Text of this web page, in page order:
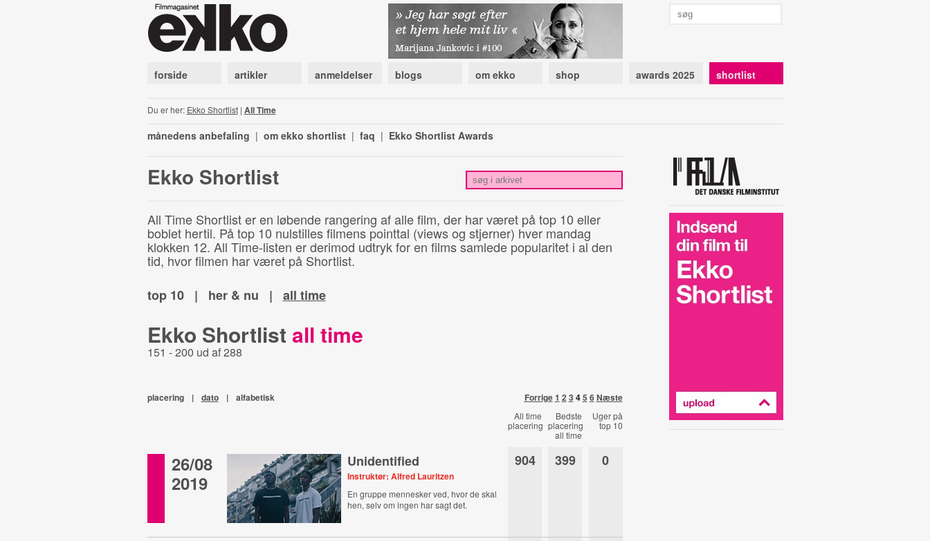
forside artikler anmeldelser blogs om ekko shop awards 2025 shortlist
Du er her: Ekko Shortlist| All Time
månedens anbefaling | om ekko shortlist | faq | Ekko Shortlist Awards
Ekko Shortlist
All Time Shortlist er en løbende rangering af alle film, der har været på top 10 eller
boblet hertil. På top 10 nulstilles filmens pointtal (views og stjerner) hver mandag
klokken 12. All Time-listen er derimod udtryk for en films samlede popularitet i al den
tid, hvor filmen har været på Shortlist.
top 10
| her & nu | all time
Ekko Shortlist all time
151 - 200 ud af 288
Forrige1 2 3 45 6Næste
placering | dato | alfabetisk
All time
placering
Bedste
placering
all time
Uger på
top 10
26/08
2019
Unidentified
Instruktør: Alfred Lauritzen
En gruppe mennesker ved, hvor de skal
hen, selv om ingen har sagt det.
904 399 0